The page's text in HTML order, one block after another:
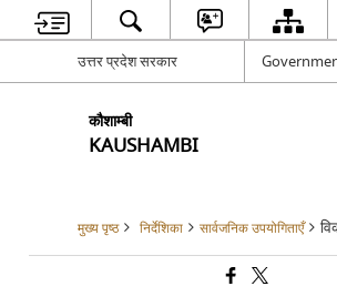
उत्तर प्रदेश सरकार
कौशाम्बी
KAUSHAMBI
मुख्य पृष्ठ निर्देशिका सार्वजनिक उपयोगिताएँ